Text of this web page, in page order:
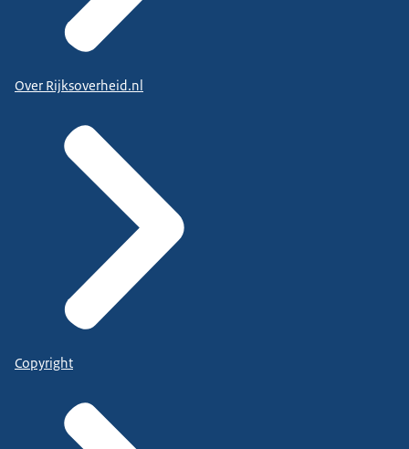
Over Rijksoverheid.nl
Copyright